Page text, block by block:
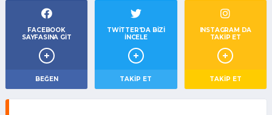
FACEBOOK
SAYFASINA GIT
BEĞEN
TWITTER'DA BIZI
İNCELE
TAKIP ET
INSTAGRAM DA
TAKİP ET
TAKİP ET